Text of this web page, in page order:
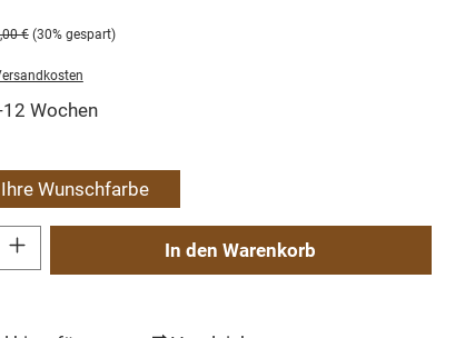
€ (30% gespart)
Wochen
Ihre Wunschfarbe
gewünschten Wert ein oder benutze die Schaltflächen um die Anzahl zu
In den Warenkorb